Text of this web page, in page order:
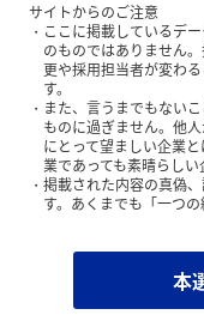
サイトからのご注意
ここに掲載しているデ
のものではありません
更や採用担当者が変わ
す。
また、言うまでもない
ものに過ぎません。他
にとって望ましい企業
業であっても素晴らしい
掲載された内容の真偽
す。あくまでも「一つ
本